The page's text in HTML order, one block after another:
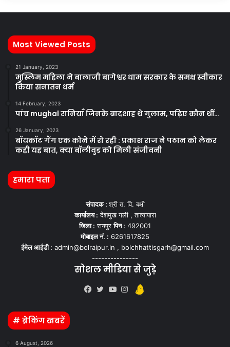
Most Viewed Posts
21 January, 2023
मुस्लिम महिला ने बालाजी बागेश्वर धाम सरकार के समक्ष स्वीकार
किया सनातन धर्म
14 February, 2023
पांच mughal रानियाँ जिनके बादशाह थे गुलाम, पढ़िए कौन थीं…
26 January, 2023
बॉयकॉट गैंग एक कोने में रो रही : प्रकाश राज ने पठान को लेकर
कही यह बात, क्या बॉलीवुड को मिली संजीवनी
हमारा पता
संपादक :श्री त. वि. बक्षी
कार्यालय : देशमुख गली , तात्यापारा
जिला : रायपुरपिन : 492001
मोबाइल नं. : 6261617825
ईमेल आईडी : admin@bolraipur.in , bolchhattisgarh@gmail.com
---------------
सोशल मीडिया से जुड़े
# ब्रेकिंग खबरें
6 August, 2026